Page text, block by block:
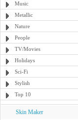
Music
Metallic
Nature
People
TV/Movies
Holidays
Sci-Fi
Stylish
Top 10
Skin Maker